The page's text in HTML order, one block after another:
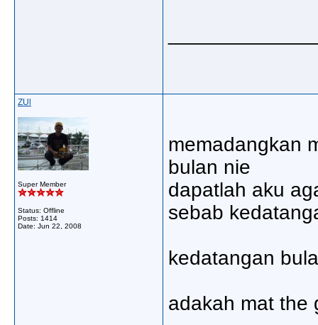
ZUl
Super Member
Status: Offline
Posts: 1414
Date: Jun 22, 2008
memadangkan
bulan nie
dapatlah aku
sebab
kedatangan
adakah mat the